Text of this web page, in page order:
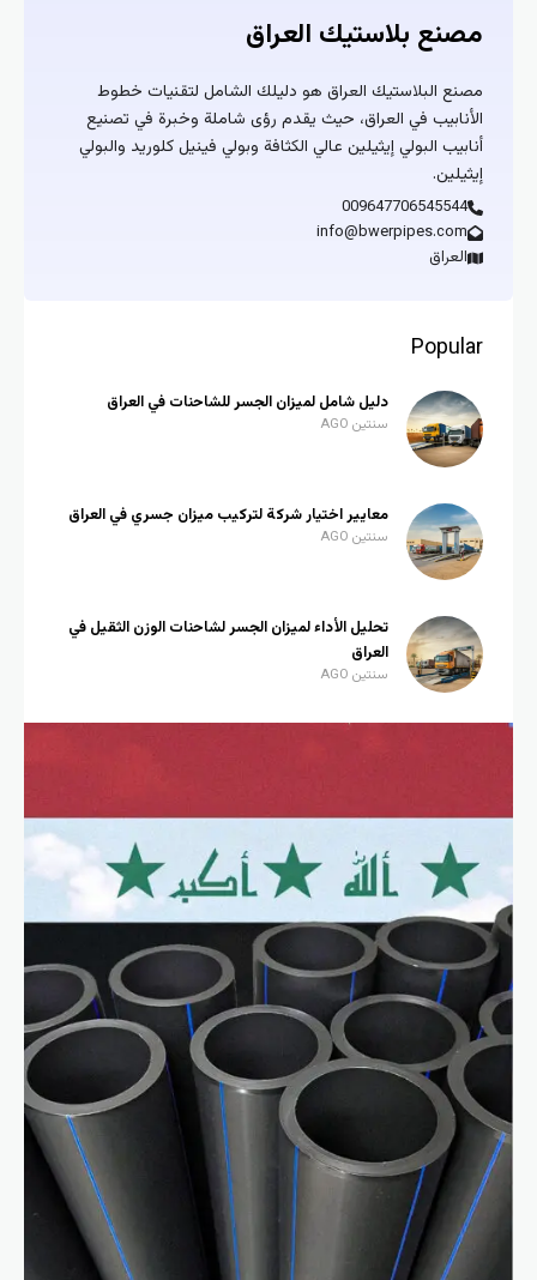
مصنع بلاستيك العراق
مصنع البلاستيك العراق هو دليلك الشامل لتقنيات خطوط
الأنابيب في العراق، حيث يقدم رؤى شاملة وخبرة في تصنيع
أنابيب البولي إيثيلين عالي الكثافة وبولي فينيل كلوريد والبولي
إيثيلين.
009647706545544
info@bwerpipes.com
العراق
Popular
دليل شامل لميزان الجسر للشاحنات في العراق
سنتين AGO
معايير اختيار شركة لتركيب ميزان جسري في العراق
سنتين AGO
تحليل الأداء لميزان الجسر لشاحنات الوزن الثقيل في
العراق
سنتين AGO